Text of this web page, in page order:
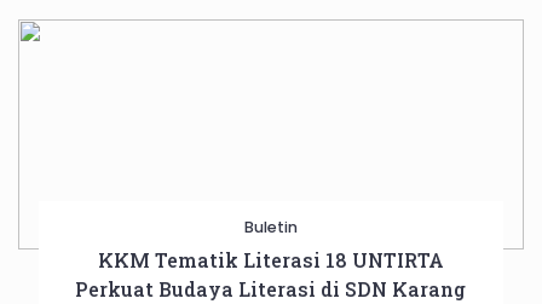
Buletin
KKM Tematik Literasi 18 UNTIRTA
Perkuat Budaya Literasi di SDN Karang